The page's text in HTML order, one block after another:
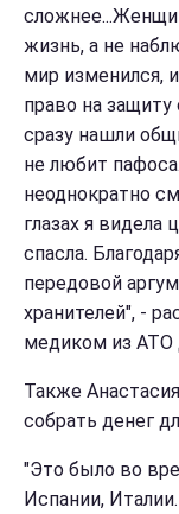
жизнь, а не
мир
право на
сразу нашли
не любит
неоднократно
глазах я видела
спасла.
передовой
хранителей", -
медиком из АТО
Также
собрать денег
"Это было во
Испании,